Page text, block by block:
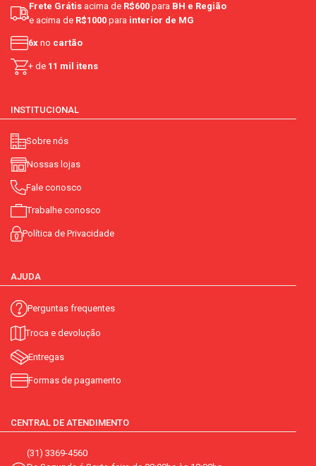
Frete Grátis acima de R$600 para BH e Região
e acima de R$1000 para interior de MG
6x no cartão
+ de 11 mil itens
INSTITUCIONAL
Sobre nós
Nossas lojas
Fale conosco
Trabalhe conosco
Política de Privacidade
AJUDA
Perguntas frequentes
Troca e devolução
Entregas
Formas de pagamento
CENTRAL DE ATENDIMENTO
(31) 3369-4560